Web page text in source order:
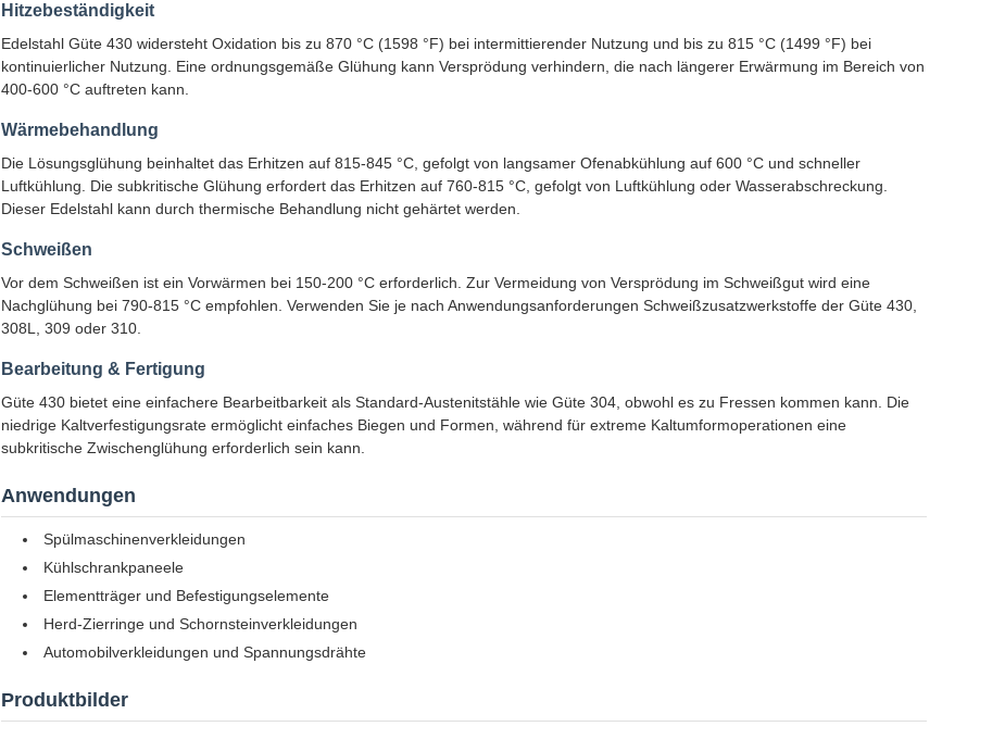
Hitzebeständigkeit
Edelstahl Güte 430 widersteht Oxidation bis zu 870 °C (1598 °F) bei intermittierender Nutzung und bis zu 815 °C (1499 °F) bei
kontinuierlicher Nutzung. Eine ordnungsgemäße Glühung kann Versprödung verhindern, die nach längerer Erwärmung im Bereich von
400-600 °C auftreten kann.
Wärmebehandlung
Die Lösungsglühung beinhaltet das Erhitzen auf 815-845 °C, gefolgt von langsamer Ofenabkühlung auf 600 °C und schneller
Luftkühlung. Die subkritische Glühung erfordert das Erhitzen auf 760-815 °C, gefolgt von Luftkühlung oder Wasserabschreckung.
Dieser Edelstahl kann durch thermische Behandlung nicht gehärtet werden.
Schweißen
Vor dem Schweißen ist ein Vorwärmen bei 150-200 °C erforderlich. Zur Vermeidung von Versprödung im Schweißgut wird eine
Nachglühung bei 790-815 °C empfohlen. Verwenden Sie je nach Anwendungsanforderungen Schweißzusatzwerkstoffe der Güte 430,
308L, 309 oder 310.
Bearbeitung & Fertigung
Güte 430 bietet eine einfachere Bearbeitbarkeit als Standard-Austenitstähle wie Güte 304, obwohl es zu Fressen kommen kann. Die
niedrige Kaltverfestigungsrate ermöglicht einfaches Biegen und Formen, während für extreme Kaltumformoperationen eine
subkritische Zwischenglühung erforderlich sein kann.
Anwendungen
Spülmaschinenverkleidungen
Kühlschrankpaneele
Elementträger und Befestigungselemente
Herd-Zierringe und Schornsteinverkleidungen
Automobilverkleidungen und Spannungsdrähte
Produktbilder